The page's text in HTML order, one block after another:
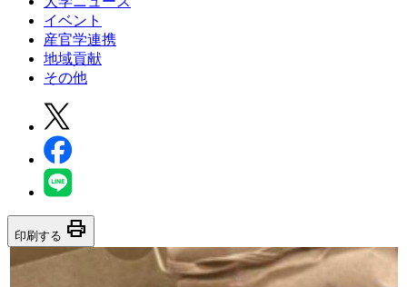
イベント
産官学連携
地域貢献
その他
印刷する print